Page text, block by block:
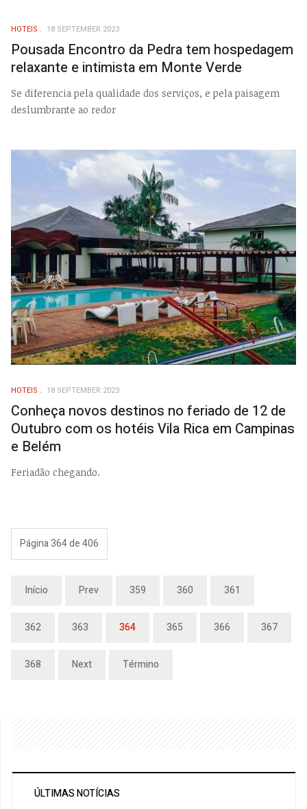
HOTEIS 18 SEPTEMBER 2023
Pousada Encontro da Pedra tem hospedagem
relaxante e intimista em Monte Verde
Se diferencia pela qualidade dos serviços, e pela paisagem
deslumbrante ao redor
HOTEIS 18 SEPTEMBER 2023
Conheça novos destinos no feriado de 12 de
Outubro com os hotéis Vila Rica em Campinas
e Belém
Feriadão chegando.
Página 364 de 406
Início Prev 359 360 361
362 363 364 365 366 367
368 Next Término
ÚLTIMAS NOTÍCIAS